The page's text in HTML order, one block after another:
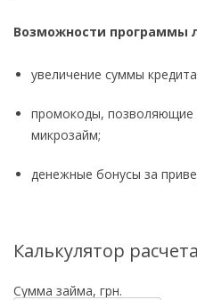
Возможности программы
увеличение суммы
промокоды, позволяющие
микрозайм;
денежные бонусы за
Калькулятор
Сумма займа, грн.